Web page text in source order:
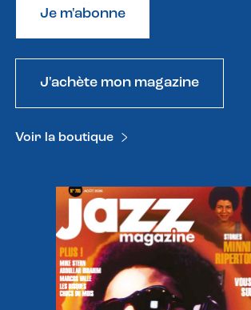
Je m'abonne
J'achète mon magazine
Voir la boutique